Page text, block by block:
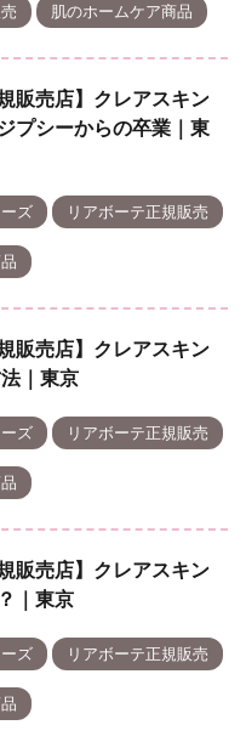
肌のホームケア商品
販売店】クレアスキン
プシーからの卒業｜東
ズ リアボーテ正規販売
販売店】クレアスキン
｜東京
ズ リアボーテ正規販売
販売店】クレアスキン
｜東京
ズ リアボーテ正規販売